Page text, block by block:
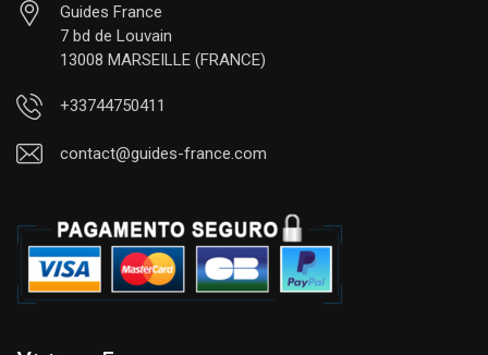
Guides France
7 bd de Louvain
13008 MARSEILLE (FRANCE)
+33744750411
contact@guides-france.com